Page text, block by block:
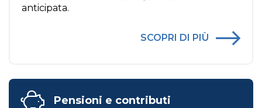
anticipata.
SCOPRI DI PIÙ
Pensioni e contributi